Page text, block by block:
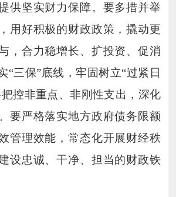
供坚实财力保障。要多措并举
用好积极的财政政策，撬动更
，合力稳增长、扩投资、促消
“三保”底线，牢固树立“过紧日
控非重点、非刚性支出，深化
要严格落实地方政府债务限额
管理效能，常态化开展财经秩
设忠诚、干净、担当的财政铁